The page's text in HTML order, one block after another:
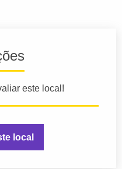
este local!
local